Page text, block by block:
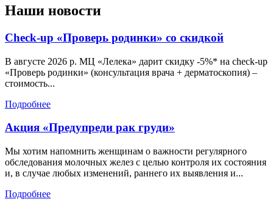
Наши новости
Check-up «Проверь родинки» со скидкой
В августе 2026 р. МЦ «Лелека» дарит скидку -5%* на check-up
«Проверь родинки» (консультация врача + дерматоскопия) –
стоимость...
Подробнее
Акция «Предупреди рак груди»
Мы хотим напомнить женщинам о важности регулярного
обследования молочных желез с целью контроля их состояния
и, в случае любых изменений, раннего их выявления и...
Подробнее